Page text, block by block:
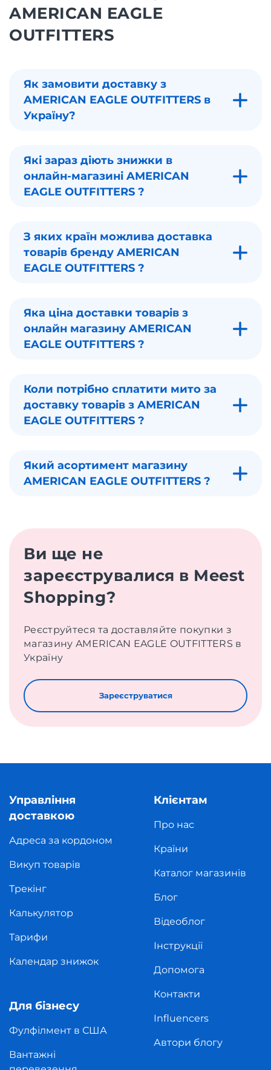
AMERICAN EAGLE
OUTFITTERS
Як замовити доставку з
AMERICAN EAGLE OUTFITTERS в
Україну?
Які зараз діють знижки в
онлайн-магазині AMERICAN
EAGLE OUTFITTERS ?
З яких країн можлива доставка
товарів бренду AMERICAN
EAGLE OUTFITTERS ?
Яка ціна доставки товарів з
онлайн магазину AMERICAN
EAGLE OUTFITTERS ?
Коли потрібно сплатити мито за
доставку товарів з AMERICAN
EAGLE OUTFITTERS ?
Який асортимент магазину
AMERICAN EAGLE OUTFITTERS ?
Ви ще не
зареєструвалися в Meest
Shopping?
Реєструйтеся та доставляйте покупки з
магазину AMERICAN EAGLE OUTFITTERS в
Україну
Зареєструватися
Управління
доставкою
Адреса за кордоном
Викуп товарів
Трекінг
Калькулятор
Тарифи
Календар знижок
Для бізнесу
Фулфілмент в США
Вантажні
Клієнтам
Про нас
Країни
Каталог магазинів
Блог
Відеоблог
Інструкції
Допомога
Контакти
Influencers
Автори блогу